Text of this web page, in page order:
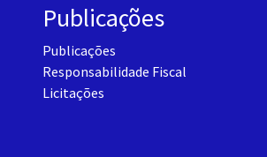
Publicações
Publicações
Responsabilidade Fiscal
Licitações